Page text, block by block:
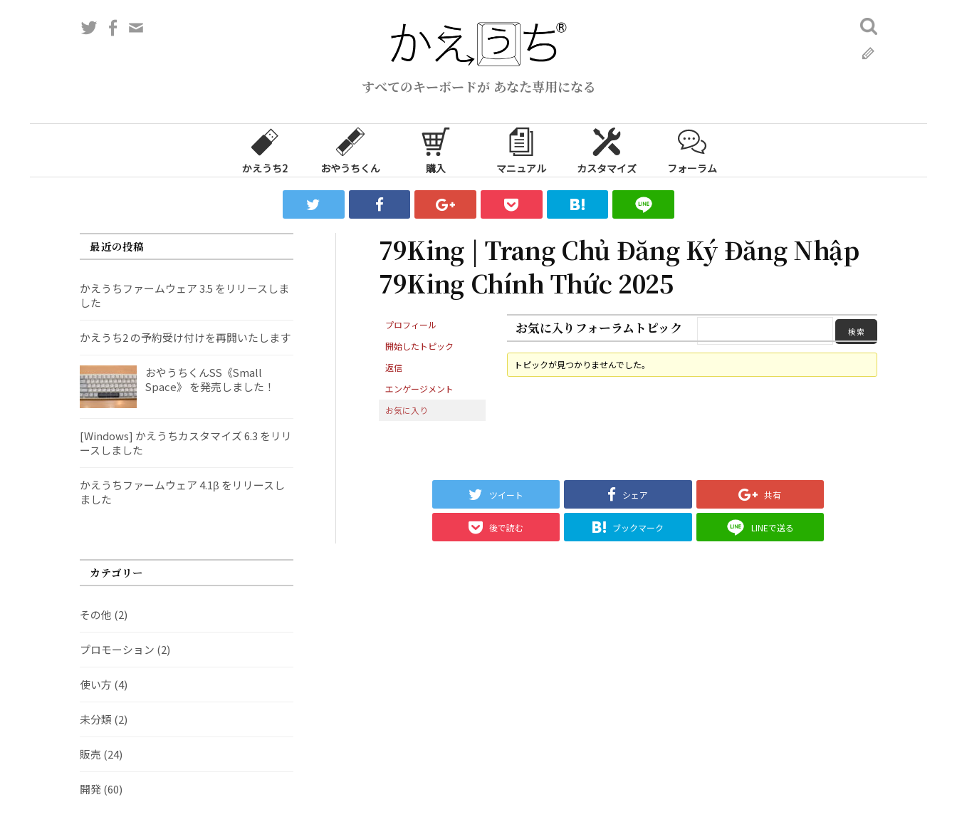
ス
すべてのキーボードが あなた専用になる
TwitterFacebook
検
索:
かえうち2 おやうちくん 購入 マニュアル カスタマイズ フォーラム
79King | Trang Chủ Đăng Ký Đăng Nhập
79King Chính Thức 2025
プロフィール
開始したトピック
返信
エンゲージメント
お気に入り
お気に入りフォーラムトピック
トピックが見つかりませんでした。
ツイート シェア 共有
後で読む ブックマーク LINEで送る
最近の投稿
かえうちファームウェア 3.5 をリリースしま
した
かえうち2 の予約受け付けを再開いたします
おやうちくんSS《Small
Space》 を発売しました！
[Windows] かえうちカスタマイズ 6.3 をリリ
ースしました
かえうちファームウェア 4.1β をリリースし
ました
カテゴリー
その他 (2)
プロモーション (2)
使い方 (4)
未分類 (2)
販売 (24)
開発(60)